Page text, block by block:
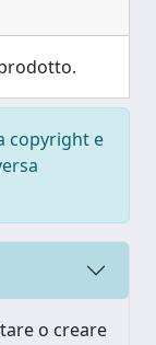
copyright e
o creare